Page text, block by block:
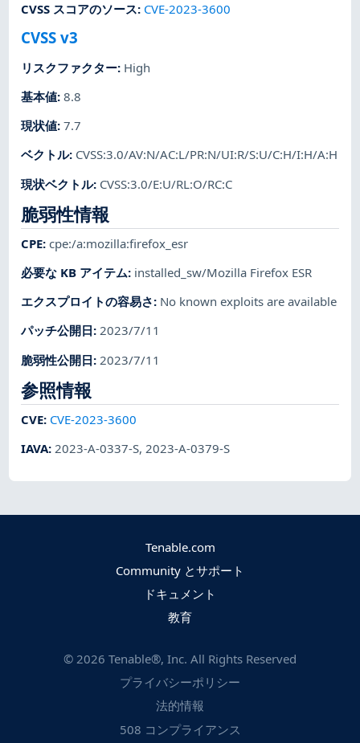
CVSS スコアのソース: CVE-2023-3600
CVSS v3
リスクファクター: High
基本値:8.8
現状値:7.7
ベクトル: CVSS:3.0/AV:N/AC:L/PR:N/UI:R/S:U/C:H/I:H/A:H
現状ベクトル: CVSS:3.0/E:U/RL:O/RC:C
脆弱性情報
CPE:cpe:/a:mozilla:firefox_esr
必要な KB アイテム: installed_sw/Mozilla Firefox ESR
エクスプロイトの容易さ: No known exploits are available
パッチ公開日:2023/7/11
脆弱性公開日: 2023/7/11
参照情報
CVE: CVE-2023-3600
IAVA: 2023-A-0337-S, 2023-A-0379-S
Tenable.com
Community とサポート
ドキュメント
教育
© 2026 Tenable®, Inc. All Rights Reserved
プライバシーポリシー
法的情報
508 コンプライアンス